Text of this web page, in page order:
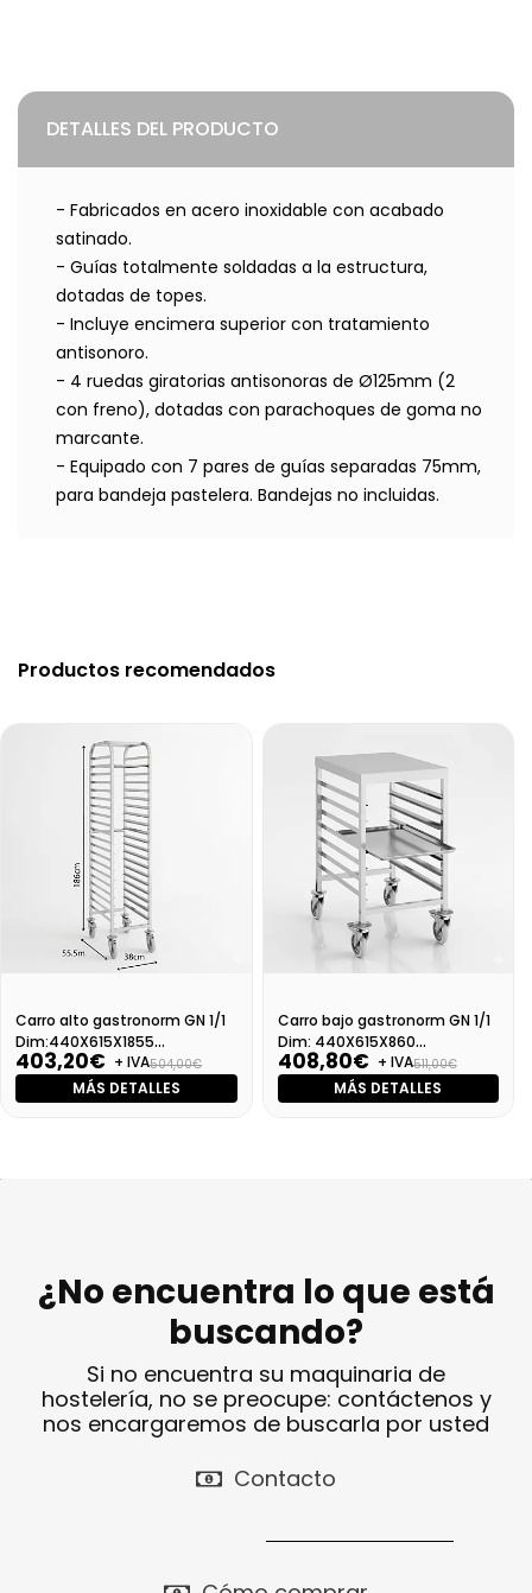
DETALLES DEL PRODUCTO
- Fabricados en acero inoxidable con acabado
satinado.
- Guías totalmente soldadas a la estructura,
dotadas de topes.
- Incluye encimera superior con tratamiento
antisonoro.
- 4 ruedas giratorias antisonoras de Ø125mm (2
con freno), dotadas con parachoques de goma no
marcante.
- Equipado con 7 pares de guías separadas 75mm,
para bandeja pastelera. Bandejas no incluidas.
Productos recomendados
Carro alto gastronorm GN 1/1
Dim:440X615X1855
Desmontado
403,20€ + IVA504,00€
MÁS DETALLES
Carro bajo gastronorm GN 1/1
Dim: 440X615X860
Desmontado
408,80€ + IVA511,00€
MÁS DETALLES
¿No encuentra lo que está
buscando?
Si no encuentra su maquinaria de
hostelería, no se preocupe: contáctenos y
nos encargaremos de buscarla por usted
Contacto